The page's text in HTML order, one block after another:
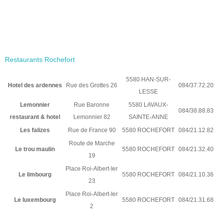
Restaurants Rochefort
Hotel des ardennes Rue des Grottes 26
5580 HAN-SUR-
LESSE
084/37.72.20
Lemonnier
restaurant & hotel
Rue Baronne
Lemonnier 82
5580 LAVAUX-
SAINTE-ANNE
084/38.88.83
Les falizes Rue de France 90 5580 ROCHEFORT 084/21.12.82
Le trou maulin
Route de Marche
19
5580 ROCHEFORT 084/21.32.40
Le limbourg
Place Roi-Albert-Ier
23
5580 ROCHEFORT 084/21.10.36
Le luxembourg
Place Roi-Albert-Ier
2
5580 ROCHEFORT 084/21.31.68